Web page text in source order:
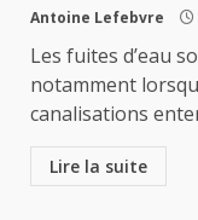
Antoine Lefebvre
Les fuites d’eau
notamment
canalisations
Lire la suite